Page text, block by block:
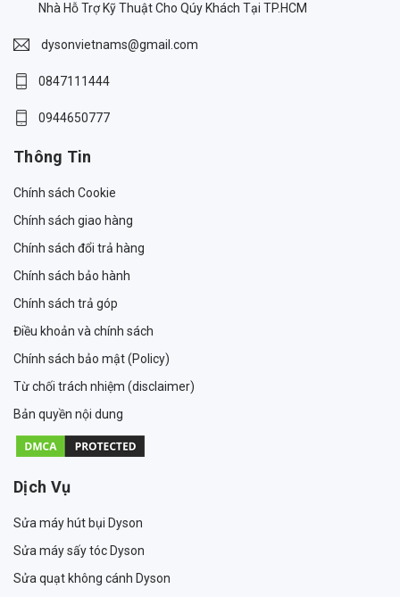
Nhà Hỗ Trợ Kỹ Thuật Cho Qúy Khách Tại TP.HCM
dysonvietnams@gmail.com
0847111444
0944650777
Thông Tin
Chính sách Cookie
Chính sách giao hàng
Chính sách đổi trả hàng
Chính sách bảo hành
Chính sách trả góp
Điều khoản và chính sách
Chính sách bảo mật (Policy)
Từ chối trách nhiệm (disclaimer)
Bản quyền nội dung
Dịch Vụ
Sửa máy hút bụi Dyson
Sửa máy sấy tóc Dyson
Sửa quạt không cánh Dyson